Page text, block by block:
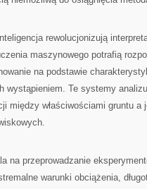
rewolucjonizują
maszynowego potrafią
na podstawie
wystąpieniem. Te systemy
między właściwościami gruntu a
na przeprowadzanie
warunki obciążenia,